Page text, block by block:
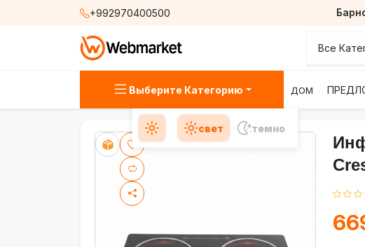
+992970400500
Все
Выберите Категорию ДОМ
свет темно